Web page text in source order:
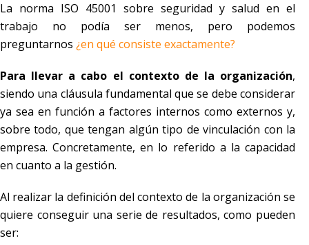
La norma ISO 45001 sobre seguridad y salud en el
trabajo no podía ser menos, pero podemos
preguntarnos ¿en qué consiste exactamente?
Para llevar a cabo el contexto de la organización,
siendo una cláusula fundamental que se debe considerar
ya sea en función a factores internos como externos y,
sobre todo, que tengan algún tipo de vinculación con la
empresa. Concretamente, en lo referido a la capacidad
en cuanto a la gestión.
Al realizar la definición del contexto de la organización se
quiere conseguir una serie de resultados, como pueden
ser: